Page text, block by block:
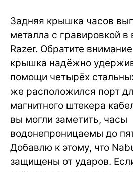
Задняя крышка часов
металла с гравировкой в
Razer. Обратите
крышка надёжно
помощи четырёх
же расположился порт
магнитного штекера
вы могли заметить, часы
водонепроницаемы до
Добавлю к этому, что
защищены от ударов.